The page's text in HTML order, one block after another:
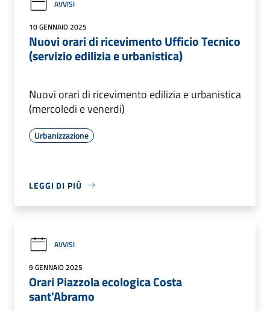
AVVISI
10 GENNAIO 2025
Nuovi orari di ricevimento Ufficio Tecnico
(servizio edilizia e urbanistica)
Nuovi orari di ricevimento edilizia e urbanistica
(mercoledi e venerdi)
Urbanizzazione
LEGGI DI PIÙ
AVVISI
9 GENNAIO 2025
Orari Piazzola ecologica Costa
sant'Abramo